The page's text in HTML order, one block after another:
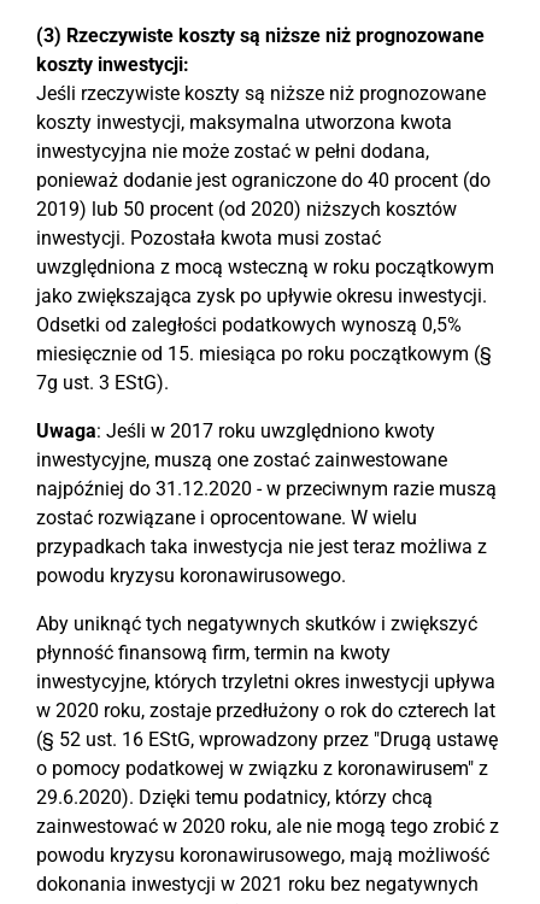
(3) Rzeczywiste koszty są niższe niż prognozowane
koszty inwestycji:
Jeśli rzeczywiste koszty są niższe niż prognozowane
koszty inwestycji, maksymalna utworzona kwota
inwestycyjna nie może zostać w pełni dodana,
ponieważ dodanie jest ograniczone do 40 procent (do
2019) lub 50 procent (od 2020) niższych kosztów
inwestycji. Pozostała kwota musi zostać
uwzględniona z mocą wsteczną w roku początkowym
jako zwiększająca zysk po upływie okresu inwestycji.
Odsetki od zaległości podatkowych wynoszą 0,5%
miesięcznie od 15. miesiąca po roku początkowym (§
7g ust. 3 EStG).
Uwaga: Jeśli w 2017 roku uwzględniono kwoty
inwestycyjne, muszą one zostać zainwestowane
najpóźniej do 31.12.2020 - w przeciwnym razie muszą
zostać rozwiązane i oprocentowane. W wielu
przypadkach taka inwestycja nie jest teraz możliwa z
powodu kryzysu koronawirusowego.
Aby uniknąć tych negatywnych skutków i zwiększyć
płynność finansową firm, termin na kwoty
inwestycyjne, których trzyletni okres inwestycji upływa
w 2020 roku, zostaje przedłużony o rok do czterech lat
(§ 52 ust. 16 EStG, wprowadzony przez "Drugą ustawę
o pomocy podatkowej w związku z koronawirusem" z
29.6.2020). Dzięki temu podatnicy, którzy chcą
zainwestować w 2020 roku, ale nie mogą tego zrobić z
powodu kryzysu koronawirusowego, mają możliwość
dokonania inwestycji w 2021 roku bez negatywnych